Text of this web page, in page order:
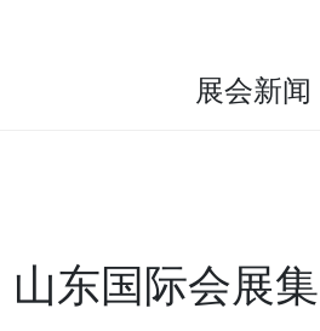
展会新闻
山东国际会展